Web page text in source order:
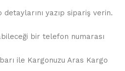
detaylarını yazıp sipariş verin.
bir telefon numarası
ile Kargonuzu Aras Kargo